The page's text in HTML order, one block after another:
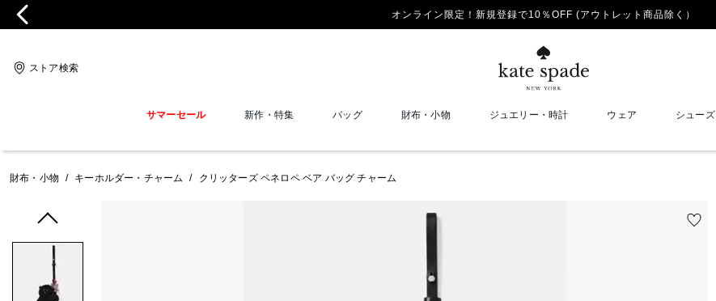
オンライン限定！新規登録で10％OFF (アウトレット商品除く）
ストア検索
サマーセール 新作・特集 バッグ 財布・小物 ジュエリー・時計 ウェア シューズ
財布・小物 / キーホルダー・チャーム / クリッターズ ペネロペ ベア バッグ チャーム